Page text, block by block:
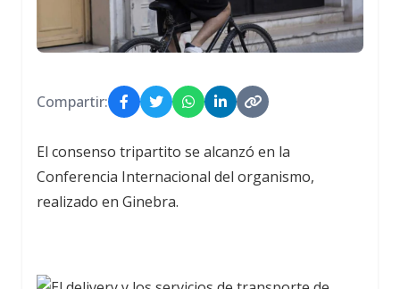
Compartir:
El consenso tripartito se alcanzó en la
Conferencia Internacional del organismo,
realizado en Ginebra.